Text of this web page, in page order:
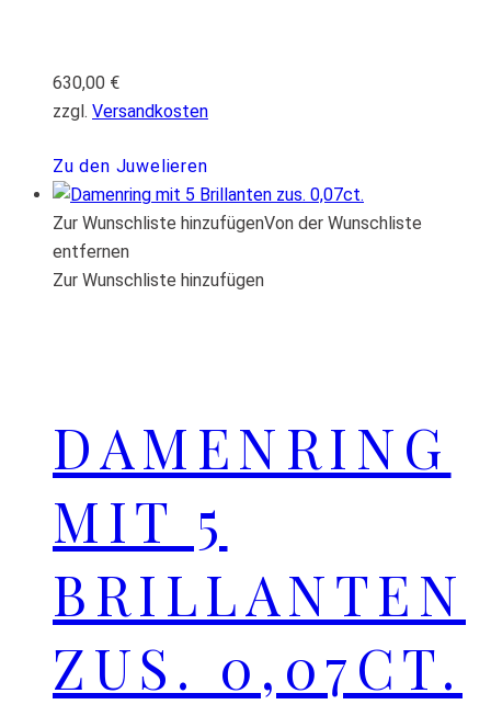
630,00 €
zzgl. Versandkosten
Zu den Juwelieren
Zur Wunschliste hinzufügenVon der Wunschliste
entfernen
Zur Wunschliste hinzufügen
DAMENRING
MIT 5
BRILLANTEN
ZUS. 0,07CT.